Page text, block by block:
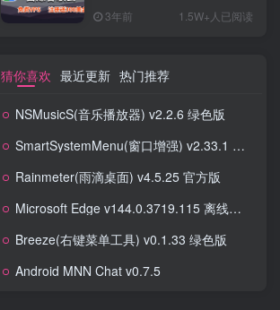
3年前 1.5W+人已阅读
猜你喜欢 最近更新 热门推荐
NSMusicS(音乐播放器) v2.2.6 绿色版
SmartSystemMenu(窗口增强) v2.33.1 官方绿色版
Rainmeter(雨滴桌面) v4.5.25 官方版
Microsoft Edge v144.0.3719.115 离线安装包
Breeze(右键菜单工具) v0.1.33 绿色版
Android MNN Chat v0.7.5